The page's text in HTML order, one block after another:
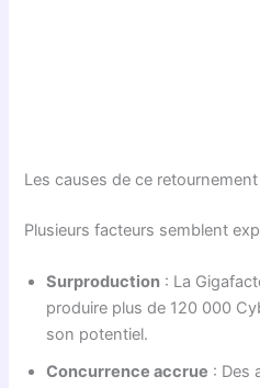
Les causes de ce retournement
Plusieurs facteurs semblent
Surproduction : La
produire plus de 120 000
son potentiel.
Concurrence accrue : Des